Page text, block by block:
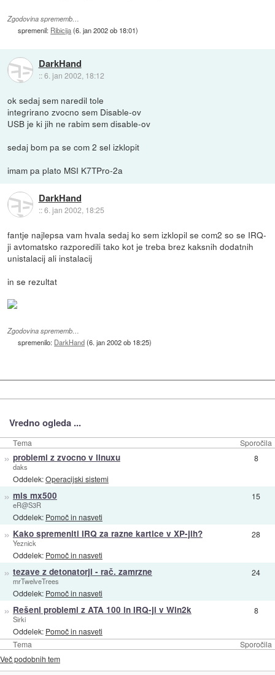
Zgodovina sprememb…
spremenil: Ribicija(6. jan 2002 ob 18:01)
DarkHand
::6. jan 2002, 18:12
ok sedaj sem naredil tole
integrirano zvocno sem Disable-ov
USB je ki jih ne rabim sem disable-ov
sedaj bom pa se com 2 sel izklopit
imam pa plato MSI K7TPro-2a
DarkHand
::6. jan 2002, 18:25
fantje najlepsa vam hvala sedaj ko sem izklopil se com2 so se IRQ-
ji avtomatsko razporedili tako kot je treba brez kaksnih dodatnih
unistalacij ali instalacij
in se rezultat
Zgodovina sprememb…
spremenilo: DarkHand(6. jan 2002 ob 18:25)
Vredno ogleda ...
Tema Sporočila
Tema Sporočila
» problemi z zvocno v linuxu
daks
Oddelek:Operacijski sistemi
8
» mis mx500
eR@S3R
Oddelek: Pomoč in nasveti
15
» Kako spremeniti IRQ za razne kartice v XP-jih?
Yeznick
Oddelek: Pomoč in nasveti
28
» tezave z detonatorji - rač. zamrzne
mrTwelveTrees
Oddelek: Pomoč in nasveti
24
» Rešeni problemi z ATA 100 in IRQ-ji v Win2k
Sirki
Oddelek: Pomoč in nasveti
8
Več podobnih tem